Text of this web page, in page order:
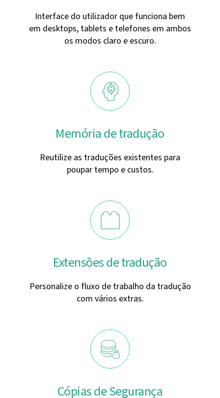
Interface do utilizador que funciona bem
em desktops, tablets e telefones em ambos
os modos claro e escuro.
Memória de tradução
Reutilize as traduções existentes para
poupar tempo e custos.
Extensões de tradução
Personalize o fluxo de trabalho da tradução
com vários extras.
Cópias de Segurança